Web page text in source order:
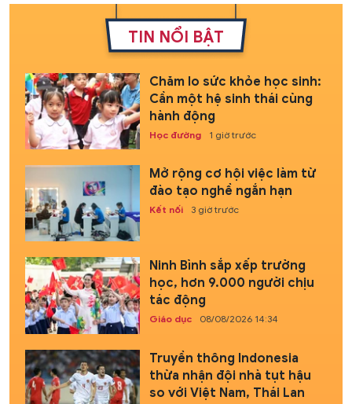
TIN NỔI BẬT
Chăm lo sức khỏe học sinh:
Cần một hệ sinh thái cùng
hành động
Học đường 1 giờ trước
Mở rộng cơ hội việc làm từ
đào tạo nghề ngắn hạn
Kết nối 3 giờ trước
Ninh Bình sắp xếp trường
học, hơn 9.000 người chịu
tác động
Giáo dục 08/08/2026 14:34
Truyền thông Indonesia
thừa nhận đội nhà tụt hậu
so với Việt Nam, Thái Lan